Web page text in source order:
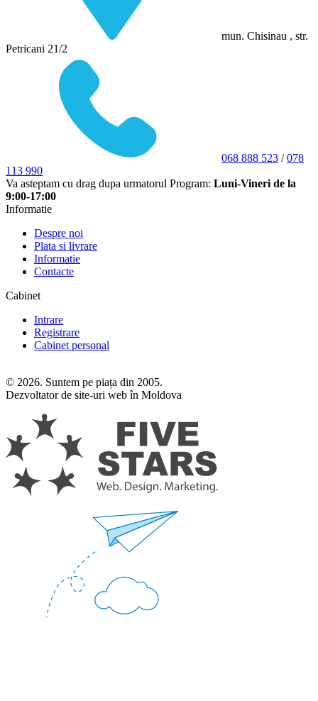
mun. Chisinau , str.
Petricani 21/2
068 888 523 /078
113 990
Va asteptam cu drag dupa urmatorul Program: Luni-Vineri de la
9:00-17:00
Informatie
Despre noi
Plata si livrare
Informatie
Contacte
Cabinet
Intrare
Registrare
Cabinet personal
© 2026. Suntem pe piața din 2005.
Dezvoltator de site-uri web în Moldova